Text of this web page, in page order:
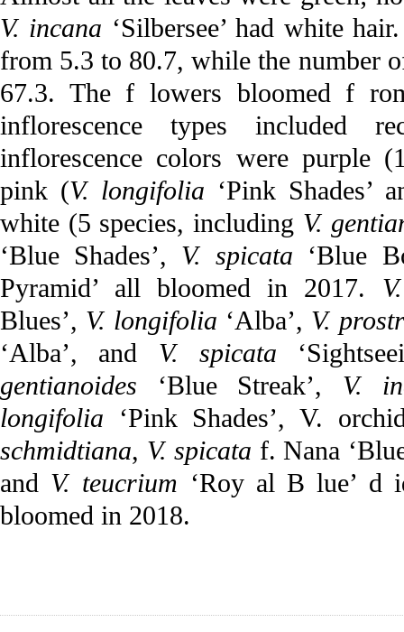
V. incana ‘Silbersee’ had white
from 5.3 to 80.7, while the number
67.3. The f lowers bloomed f
inflorescence types included
inflorescence colors were purple
pink (V. longifolia ‘Pink Shades’
white (5 species, including V.
‘Blue Shades’, V. spicata ‘Blue
Pyramid’ all bloomed in 2017.
Blues’, V. longifolia ‘Alba’, V.
‘Alba’, and V. spicata
gentianoides ‘Blue Streak’, V.
longifolia ‘Pink Shades’, V.
schmidtiana, V. spicata f. Nana
and V. teucrium ‘Roy al B lue’ d
bloomed in 2018.